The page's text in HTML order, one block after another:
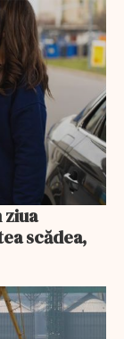
ziua
scădea,